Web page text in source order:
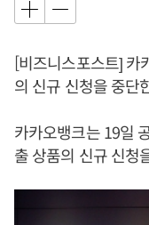
[비즈니스포스트] 카
의 신규 신청을 중단
카카오뱅크는 19일
출 상품의 신규 신청